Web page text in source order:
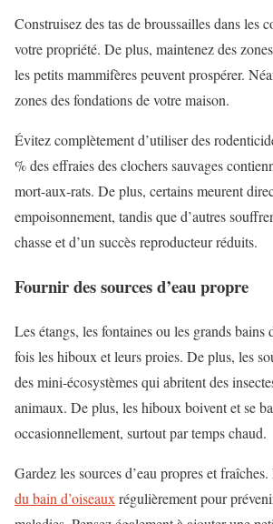
Construisez des tas de broussailles dans les
votre propriété. De plus, maintenez des
les petits mammifères peuvent prospérer.
zones des fondations de votre maison.
Évitez complètement d’utiliser des
% des effraies des clochers sauvages
mort-aux-rats. De plus, certains meurent
empoisonnement, tandis que d’autres
chasse et d’un succès reproducteur réduits.
Fournir des sources d’eau propre
Les étangs, les fontaines ou les grands bains
fois les hiboux et leurs proies. De plus, les
des mini-écosystèmes qui abritent des
animaux. De plus, les hiboux boivent et se
occasionnellement, surtout par temps chaud.
Gardez les sources d’eau propres et
du bain d’oiseaux régulièrement pour